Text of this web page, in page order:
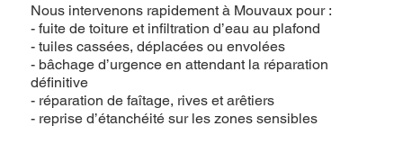
Nous intervenons rapidement à Mouvaux pour :
- fuite de toiture et infiltration d’eau au plafond
- tuiles cassées, déplacées ou envolées
- bâchage d’urgence en attendant la réparation
définitive
- réparation de faîtage, rives et arêtiers
- reprise d’étanchéité sur les zones sensibles